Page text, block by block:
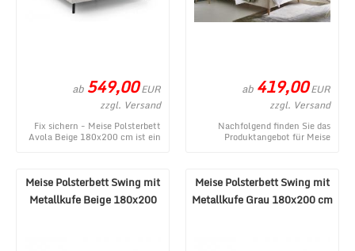
ab 549,00EUR
zzgl. Versand
Fix sichern - Meise Polsterbett
Avola Beige 180x200 cm ist ein
ab 419,00EUR
zzgl. Versand
Nachfolgend finden Sie das
Produktangebot für Meise
Meise Polsterbett Swing mit
Metallkufe Beige 180x200
Meise Polsterbett Swing mit
Metallkufe Grau 180x200 cm